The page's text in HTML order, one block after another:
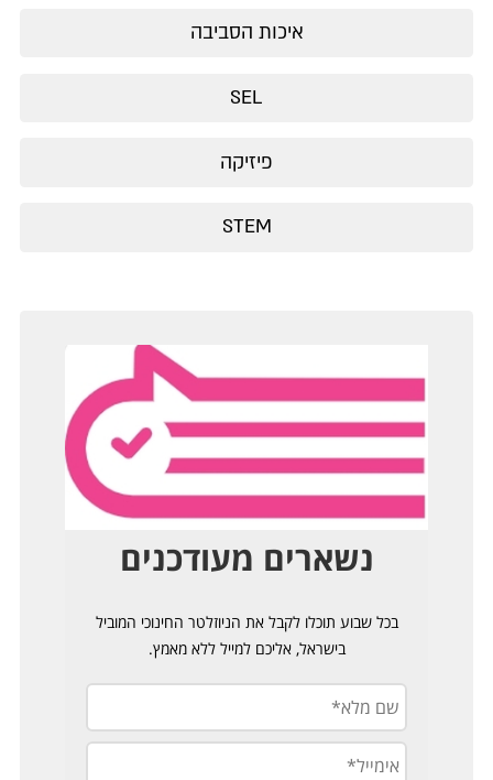
איכות הסביבה
SEL
פיזיקה
STEM